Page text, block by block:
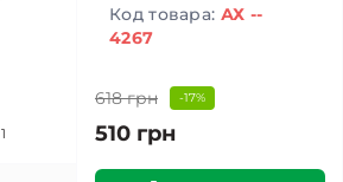
1
Код товара: АХ --
4267
618 грн -17%
510 грн